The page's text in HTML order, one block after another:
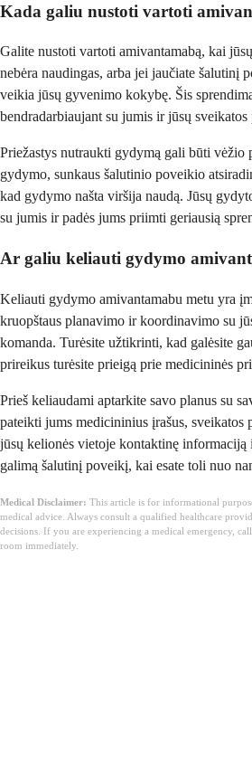
Kada galiu nustoti vartoti
Galite nustoti vartoti amivantamabą, kai
nebėra naudingas, arba jei jaučiate šalutinį
veikia jūsų gyvenimo kokybę. Šis
bendradarbiaujant su jumis ir jūsų
Priežastys nutraukti gydymą gali būti vėžio
gydymo, sunkaus šalutinio poveikio
kad gydymo našta viršija naudą. Jūsų
su jumis ir padės jums priimti geriausią
Ar galiu keliauti gydymo
Keliauti gydymo amivantamabu metu yra
kruopštaus planavimo ir koordinavimo su
komanda. Turėsite užtikrinti, kad galėsite
prireikus turėsite prieigą prie medicininės
Prieš keliaudami aptarkite savo planus su
pateikti jums medicininius įrašus, sveikatos
jūsų kelionės vietoje kontaktinę
galimą šalutinį poveikį, kai esate toli nuo
Medical Disclaimer: This article is for informational
medical advice. Always consult a qualified healthcare
decisions. If you are experiencing a medical emergency,
room immediately.